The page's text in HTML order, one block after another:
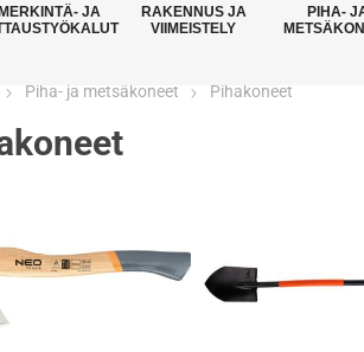
JA
RAKENNUS JA
VIIMEISTELY
PIHA-
Piha- ja metsäkoneet Pihakoneet